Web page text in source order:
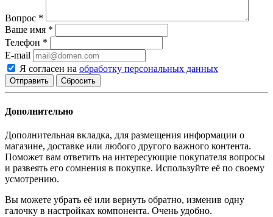
Вопрос *
Ваше имя *
Телефон *
E-mail
Я согласен на обработку персональных данных
Сбросить
Дополнительно
Дополнительная вкладка, для размещения информации о
магазине, доставке или любого другого важного контента.
Поможет вам ответить на интересующие покупателя вопросы
и развеять его сомнения в покупке. Используйте её по своему
усмотрению.
Вы можете убрать её или вернуть обратно, изменив одну
галочку в настройках компонента. Очень удобно.